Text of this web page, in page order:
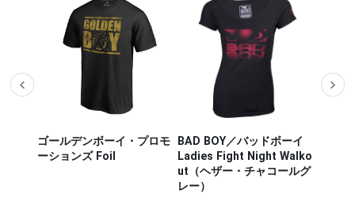
ゴールデンボーイ・プロモ
ーションズ Foil
BAD BOY／バッドボーイ
Ladies Fight Night Walko
ut（ヘザー・チャコールグ
レー）